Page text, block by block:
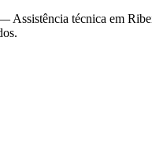
técnica em